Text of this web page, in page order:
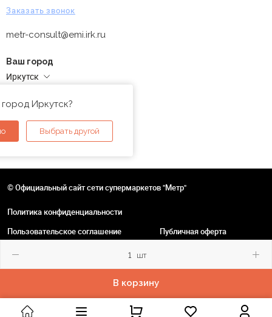
шт
В корзину
Заказать звонок
metr-consult@emi.irk.ru
Ваш город
Иркутск
Иркутск?
Выбрать другой
© Официальный сайт сети супермаркетов "Метр"
Политика конфиденциальности
Пользовательское соглашение
Публичная оферта